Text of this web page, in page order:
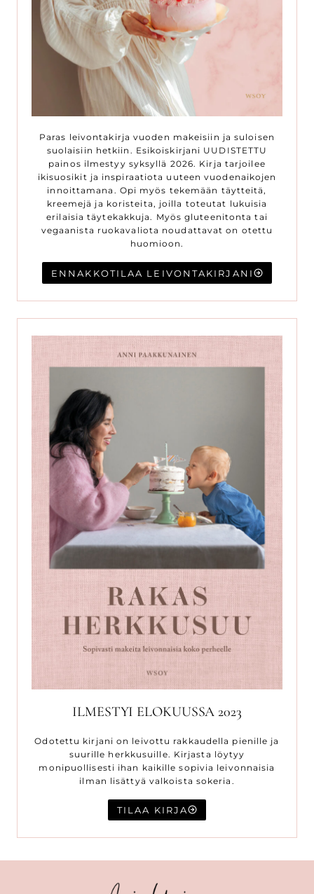
Paras leivontakirja vuoden makeisiin ja suloisen
suolaisiin hetkiin. Esikoiskirjani UUDISTETTU
painos ilmestyy syksyllä 2026. Kirja tarjoilee
ikisuosikit ja inspiraatiota uuteen vuodenaikojen
innoittamana. Opi myös tekemään täytteitä,
kreemejä ja koristeita, joilla toteutat lukuisia
erilaisia täytekakkuja. Myös gluteenitonta tai
vegaanista ruokavaliota noudattavat on otettu
huomioon.
ENNAKKOTILAA LEIVONTAKIRJANI
ILMESTYI ELOKUUSSA 2023
Odotettu kirjani on leivottu rakkaudella pienille ja
suurille herkkusuille. Kirjasta löytyy
monipuollisesti ihan kaikille sopivia leivonnaisia
ilman lisättyä valkoista sokeria.
TILAA KIRJA